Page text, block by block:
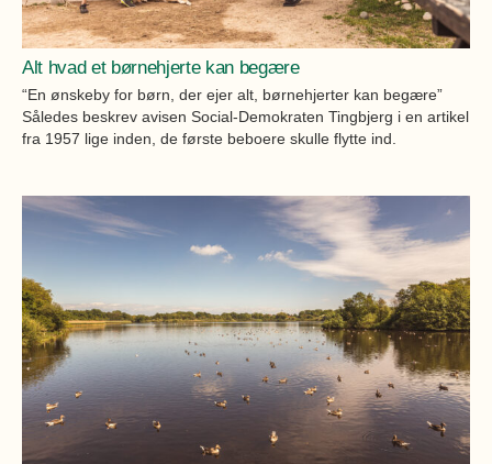
Alt hvad et børnehjerte kan begære
“En ønskeby for børn, der ejer alt, børnehjerter kan begære”
Således beskrev avisen Social-Demokraten Tingbjerg i en artikel
fra 1957 lige inden, de første beboere skulle flytte ind.